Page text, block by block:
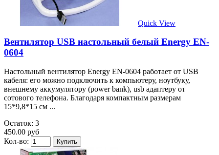
Quick View
Вентилятор USB настольный белый Energy EN-
0604
Настольный вентилятор Energy EN-0604 работает от USB
кабеля: его можно подключить к компьютеру, ноутбуку,
внешнему аккумулятору (power bank), usb адаптеру от
сотового телефона. Благодаря компактным размерам
15*9,8*15 см ...
Остаток: 3
450.00 руб
Кол-во: